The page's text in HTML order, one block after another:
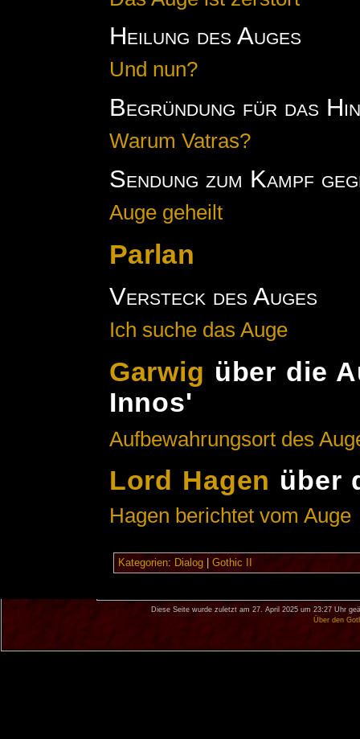
Heilung des Auges
Und nun?
Begründung für das
Warum Vatras?
Sendung zum Kampf
Auge geheilt
Parlan
Versteck des Auges
Ich suche das Auge
Garwig über die
Innos'
Aufbewahrungsort des
Lord Hagen über
Hagen berichtet vom Auge
Kategorien: Dialog| Gothic II
Diese Seite wurde zuletzt am 27. April 2025 um 23:27 Uhr
Über den